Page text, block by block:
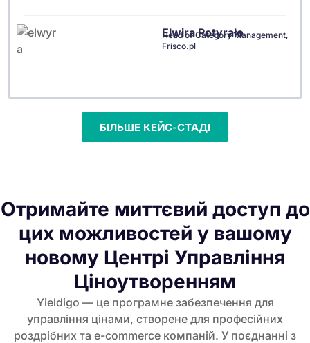
Elwira Potyrało
Head of Category Management,
Frisco.pl
БІЛЬШЕ КЕЙС-СТАДІ
Отримайте миттєвий доступ до
цих можливостей у вашому
новому Центрі Управління
Ціноутворенням
Yieldigo — це програмне забезпечення для
управління цінами, створене для професійних
роздрібних та e-commerce компаній. У поєднанні з